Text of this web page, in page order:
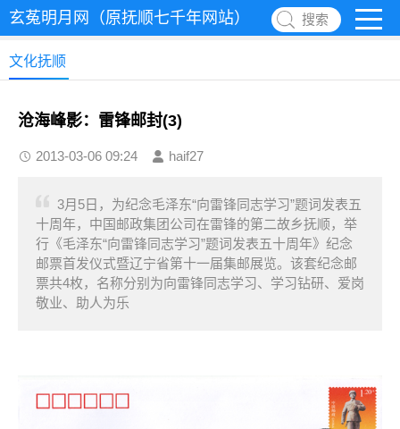
玄菟明月网（原抚顺七千年网站） 搜索
文化抚顺
沧海峰影：雷锋邮封(3)
2013-03-06 09:24 haif27
3月5日，为纪念毛泽东“向雷锋同志学习”题词发表五
十周年，中国邮政集团公司在雷锋的第二故乡抚顺，举
行《毛泽东“向雷锋同志学习”题词发表五十周年》纪念
邮票首发仪式暨辽宁省第十一届集邮展览。该套纪念邮
票共4枚，名称分别为向雷锋同志学习、学习钻研、爱岗
敬业、助人为乐